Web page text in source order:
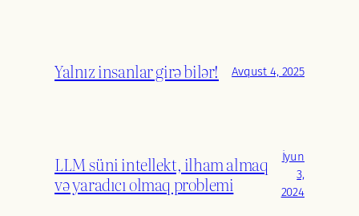
Yalnız insanlar girə bilər! Avqust 4, 2025
LLM süni intellekt, ilham almaq
və yaradıcı olmaq problemi
İyun
3,
2024